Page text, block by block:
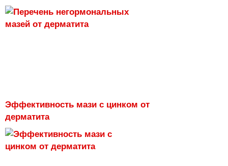
Эффективность мази с цинком от
дерматита